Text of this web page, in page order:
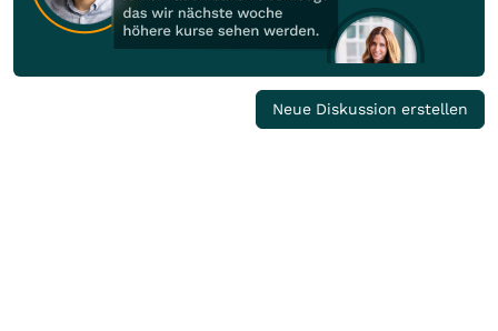
Neue Diskussion erstellen